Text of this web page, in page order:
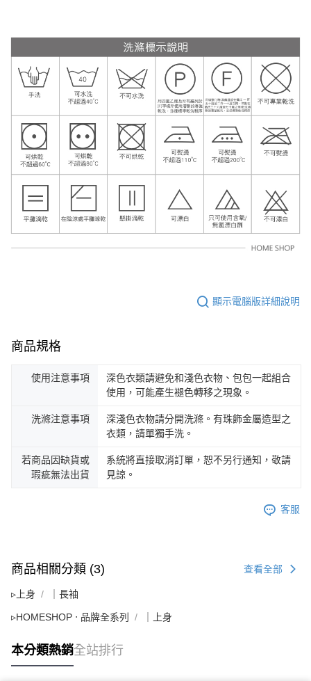
顯示電腦版詳細說明
商品規格
使用注意事項
深色衣類請避免和淺色衣物、包包一起組合
使用，可能產生褪色轉移之現象。
洗滌注意事項
深淺色衣物請分開洗滌。有珠飾金屬造型之
衣類，請單獨手洗。
若商品因缺貨或
瑕疵無法出貨
系統將直接取消訂單，恕不另行通知，敬請
見諒。
客服
商品相關分類 (3) 查看全部
▹上身 ｜長袖
▹HOMESHOP ‧ 品牌全系列 ｜上身
本分類熱銷全站排行